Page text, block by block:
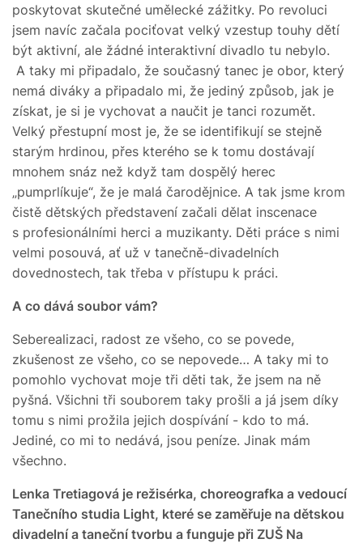
poskytovat skutečné umělecké zážitky. Po revoluci
jsem navíc začala pociťovat velký vzestup touhy dětí
být aktivní, ale žádné interaktivní divadlo tu nebylo.
A taky mi připadalo, že současný tanec je obor, který
nemá diváky a připadalo mi, že jediný způsob, jak je
získat, je si je vychovat a naučit je tanci rozumět.
Velký přestupní most je, že se identifikují se stejně
starým hrdinou, přes kterého se k tomu dostávají
mnohem snáz než když tam dospělý herec
„pumprlíkuje“, že je malá čarodějnice. A tak jsme krom
čistě dětských představení začali dělat inscenace
s profesionálními herci a muzikanty. Děti práce s nimi
velmi posouvá, ať už v tanečně-divadelních
dovednostech, tak třeba v přístupu k práci.
A co dává soubor vám?
Seberealizaci, radost ze všeho, co se povede,
zkušenost ze všeho, co se nepovede… A taky mi to
pomohlo vychovat moje tři děti tak, že jsem na ně
pyšná. Všichni tři souborem taky prošli a já jsem díky
tomu s nimi prožila jejich dospívání - kdo to má.
Jediné, co mi to nedává, jsou peníze. Jinak mám
všechno.
Lenka Tretiagová je režisérka, choreografka a vedoucí
Tanečního studia Light, které se zaměřuje na dětskou
divadelní a taneční tvorbu a funguje při ZUŠ Na